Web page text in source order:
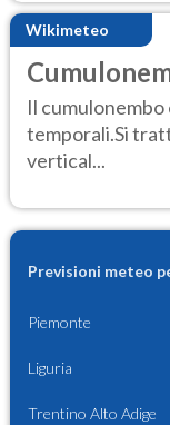
Wikimeteo
Il cumulonembo
temporali.Si
vertical...
Previsioni meteo
Piemonte
Liguria
Trentino Alto Adige